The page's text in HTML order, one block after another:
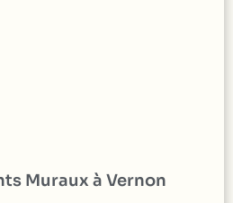
Muraux à Vernon